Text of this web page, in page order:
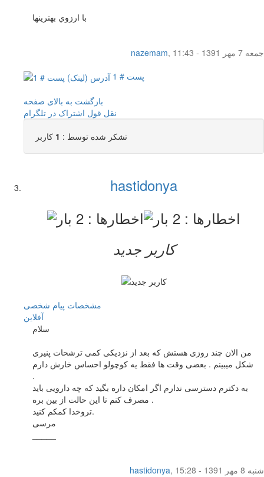
با ارزوي بهترينها
nazemam,
جمعه 7 مهر 1391 - 11:43
پست # 1
بازگشت به بالای صفحه
نقل قول اشتراک در تلگرام
تشکر شده توسط : 1 کاربر
hastidonya
کاربر جدید
مشخصات پیام شخصی
آفلاين
سلام
من الان چند روزی هستش که بعد از نزدیکی کمی ترشحات پنیری
شکل میبینم . بعضی وقت ها فقط یه کوچولو احساس خارش دارم
.
به دکترم دسترسی ندارم اگر امکان داره بگید که چه دارویی باید
مصرف کنم تا این حالت از بین بره .
تروخدا کمکم کنید.
مرسی
hastidonya,
شنبه 8 مهر 1391 - 15:28